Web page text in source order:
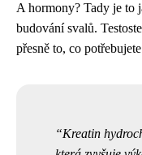
A hormony? Tady je to
budování svalů.
přesně to, co
Kreatin